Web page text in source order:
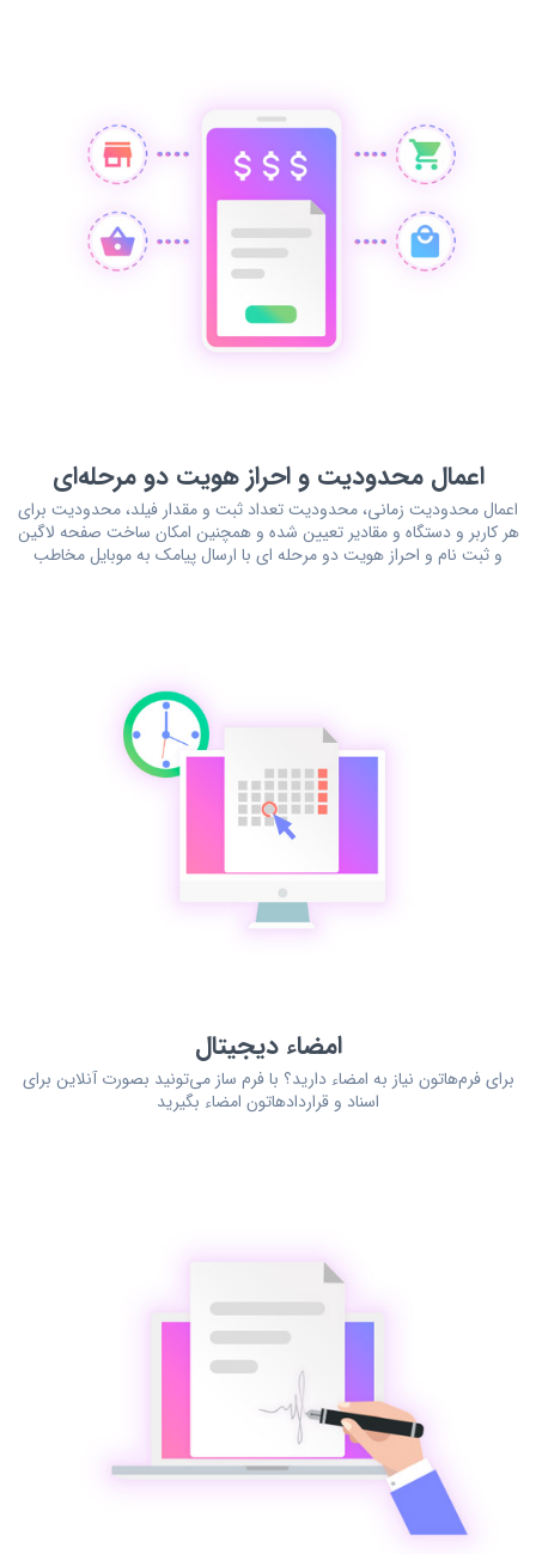
اعمال محدودیت واحراز هویت دو مرحله‌ای
اعمال محدودیت زمانی، محدودیت تعداد ثبت و مقدار فیلد، محدودیت برای
هر کاربر و دستگاه و مقادیر تعیین شده و همچنین امکان ساخت صفحه لاگین
و ثبت نام و احراز هویت دو مرحله ای با ارسال پیامک به موبایل مخاطب
امضاء دیجیتال
برای فرم‌هاتون نیاز به امضاء دارید؟ با فرم ساز می‌تونید بصورت آنلاین برای
اسناد و قراردادهاتون امضاء بگیرید